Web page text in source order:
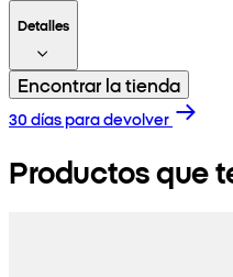
Detalles
Encontrar la tienda
30 días para devolver
Productos que